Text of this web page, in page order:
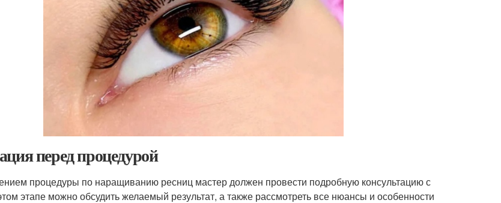
перед процедурой
процедуры по наращиванию ресниц мастер должен провести подробную консультацию с
этапе можно обсудить желаемый результат, а также рассмотреть все нюансы и особенности